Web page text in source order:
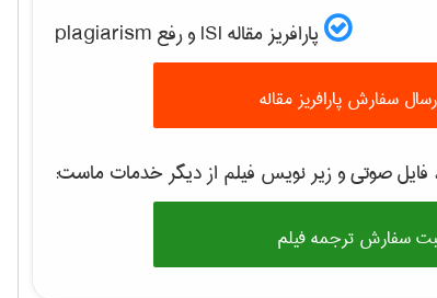
پارافریز مقاله ISI و رفع plagiarism
سفارش پارافریز مقاله
فایل صوتی و زیر نویس فیلم از دیگر خدمات ماست:
سفارش ترجمه فیلم